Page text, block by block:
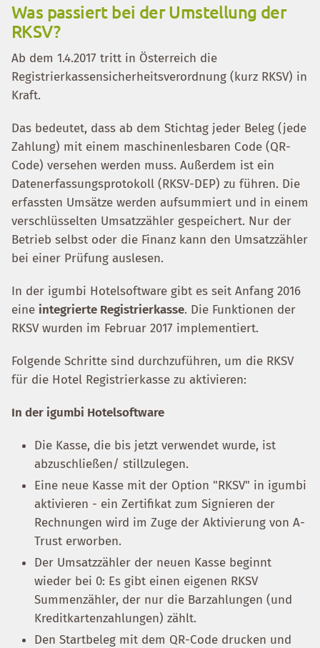
Was passiert bei der Umstellung der
RKSV?
Ab dem 1.4.2017 tritt in Österreich die
Registrierkassensicherheitsverordnung (kurz RKSV) in
Kraft.
Das bedeutet, dass ab dem Stichtag jeder Beleg (jede
Zahlung) mit einem maschinenlesbaren Code (QR-
Code) versehen werden muss. Außerdem ist ein
Datenerfassungsprotokoll (RKSV-DEP) zu führen. Die
erfassten Umsätze werden aufsummiert und in einem
verschlüsselten Umsatzzähler gespeichert. Nur der
Betrieb selbst oder die Finanz kann den Umsatzzähler
bei einer Prüfung auslesen.
In der igumbi Hotelsoftware gibt es seit Anfang 2016
eine integrierte Registrierkasse. Die Funktionen der
RKSV wurden im Februar 2017 implementiert.
Folgende Schritte sind durchzuführen, um die RKSV
für die Hotel Registrierkasse zu aktivieren:
In der igumbi Hotelsoftware
Die Kasse, die bis jetzt verwendet wurde, ist
abzuschließen/ stillzulegen.
Eine neue Kasse mit der Option "RKSV" in igumbi
aktivieren - ein Zertifikat zum Signieren der
Rechnungen wird im Zuge der Aktivierung von A-
Trust erworben.
Der Umsatzzähler der neuen Kasse beginnt
wieder bei 0: Es gibt einen eigenen RKSV
Summenzähler, der nur die Barzahlungen (und
Kreditkartenzahlungen) zählt.
Den Startbeleg mit dem QR-Code drucken und